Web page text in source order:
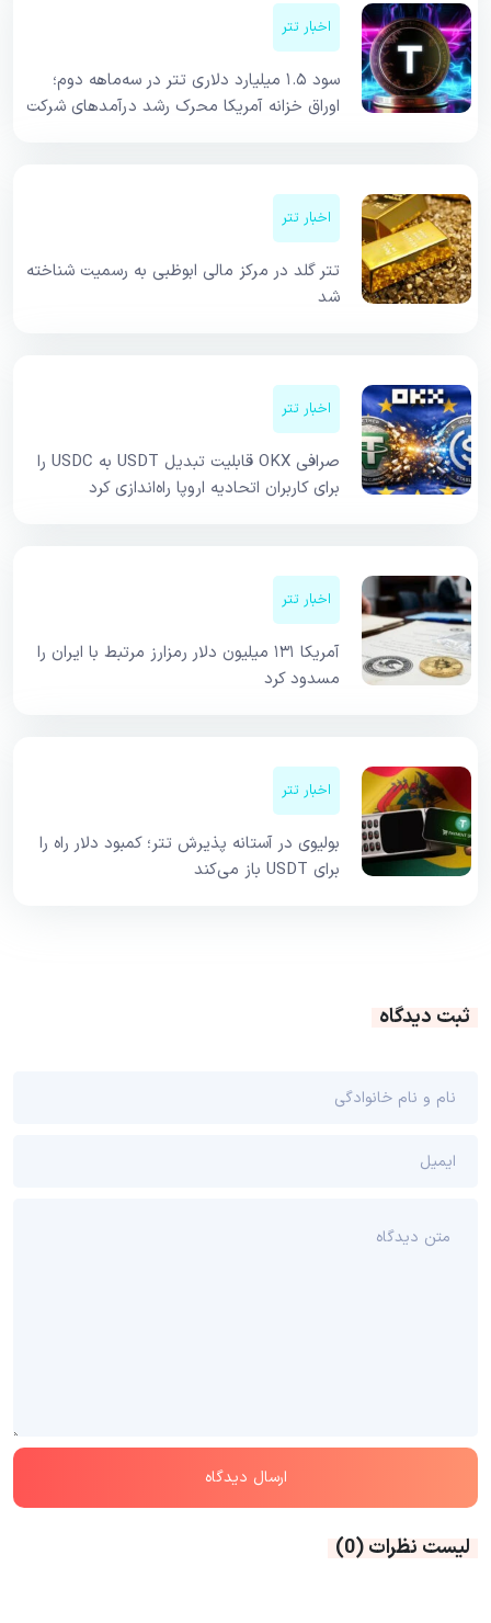
اخبار تتر
سود ۱.۵ میلیارد دلاری تتر در سه‌ماهه دوم؛
اوراق خزانه آمریکا محرک رشد درآمدهای شرکت
اخبار تتر
تتر گلد در مرکز مالی ابوظبی به رسمیت شناخته
شد
اخبار تتر
صرافی OKX قابلیت تبدیل USDT به USDC را
برای کاربران اتحادیه اروپا راه‌اندازی کرد
اخبار تتر
آمریکا ۱۳۱ میلیون دلار رمزارز مرتبط با ایران را
مسدود کرد
اخبار تتر
بولیوی در آستانه پذیرش تتر؛ کمبود دلار راه را
برای USDT باز می‌کند
ثبت دیدگاه
لیست نظرات(0)